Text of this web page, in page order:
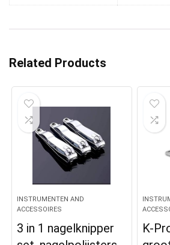
Related Products
INSTRUMENTEN AND
ACCESSOIRES
3 in 1 nagelknipper
K-